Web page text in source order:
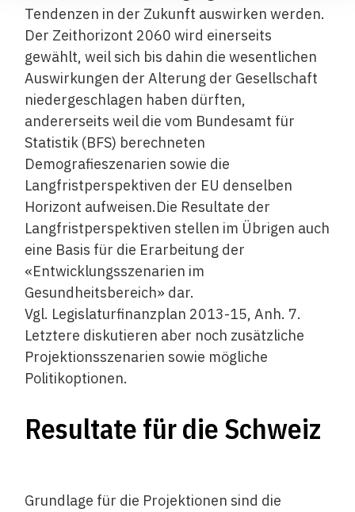
Tendenzen in der Zukunft auswirken werden.
Der Zeithorizont 2060 wird einerseits
gewählt, weil sich bis dahin die wesentlichen
Auswirkungen der Alterung der Gesellschaft
niedergeschlagen haben dürften,
andererseits weil die vom Bundesamt für
Statistik (BFS) berechneten
Demografieszenarien sowie die
Langfristperspektiven der EU denselben
Horizont aufweisen.Die Resultate der
Langfristperspektiven stellen im Übrigen auch
eine Basis für die Erarbeitung der
«Entwicklungsszenarien im
Gesundheitsbereich» dar.
Vgl. Legislaturfinanzplan 2013-15, Anh. 7.
Letztere diskutieren aber noch zusätzliche
Projektionsszenarien sowie mögliche
Politikoptionen.
Resultate für die Schweiz
Grundlage für die Projektionen sind die